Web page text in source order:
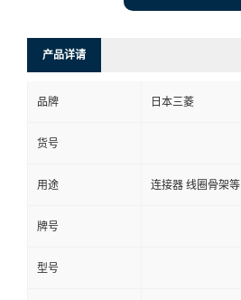
产品详请
品牌 日本三菱
货号
用途 连接器 线圈骨架等
牌号
型号